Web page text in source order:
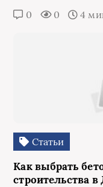
0 0 4
Статьи
Как выбрать
строительства